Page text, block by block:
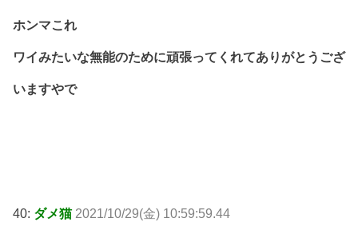
ホンマこれ
ワイみたいな無能のために頑張ってくれてありがとうござ
いますやで
40: ダメ猫 2021/10/29(金) 10:59:59.44